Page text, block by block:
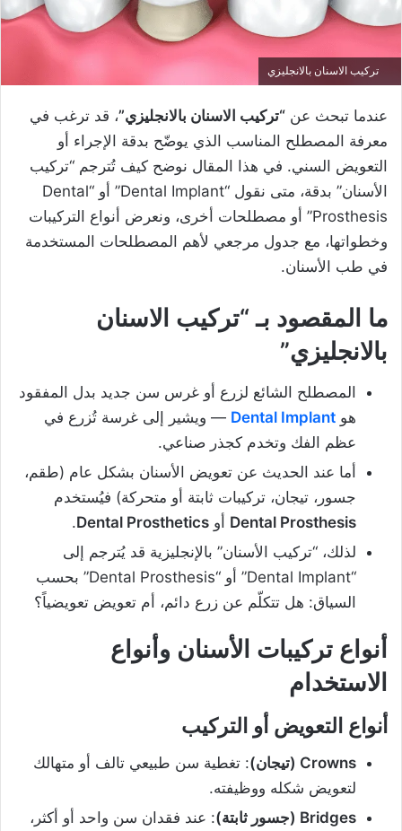
تركيب الاسنان بالانجليزي​
عندما تبحث عن “تركيب الاسنان بالانجليزي​”، قد ترغب في
معرفة المصطلح المناسب الذي يوضّح بدقة الإجراء أو
التعويض السني. في هذا المقال نوضح كيف تُترجم “تركيب
الأسنان” بدقة، متى نقول “Dental Implant” أو “Dental
Prosthesis” أو مصطلحات أخرى، ونعرض أنواع التركيبات
وخطواتها، مع جدول مرجعي لأهم المصطلحات المستخدمة
في طب الأسنان.
ما المقصود بـ “تركيب الاسنان
بالانجليزي”
المصطلح الشائع لزرع أو غرس سن جديد بدل المفقود
هو Dental Implant — ويشير إلى غرسة تُزرع في
عظم الفك وتخدم كجذر صناعي.
أما عند الحديث عن تعويض الأسنان بشكل عام (طقم،
جسور، تيجان، تركيبات ثابتة أو متحركة) فيُستخدم
Dental Prosthesis أو Dental Prosthetics
.
لذلك، “تركيب الأسنان” بالإنجليزية قد يُترجم إلى
“Dental Implant” أو “Dental Prosthesis” بحسب
السياق: هل تتكلّم عن زرع دائم، أم تعويض تعويضياً؟
أنواع تركيبات الأسنان وأنواع
الاستخدام
أنواع التعويض أو التركيب
Crowns (تيجان)
: تغطية سن طبيعي تالف أو متهالك
لتعويض شكله ووظيفته.
Bridges (جسور ثابتة)
: عند فقدان سن واحد أو أكثر،